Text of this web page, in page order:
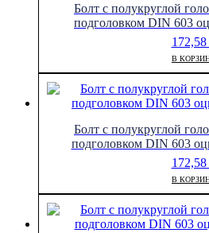
Болт с полукруглой
подголовком DIN 603
172,58
В
Болт с полукруглой
подголовком DIN 603
172,58
В